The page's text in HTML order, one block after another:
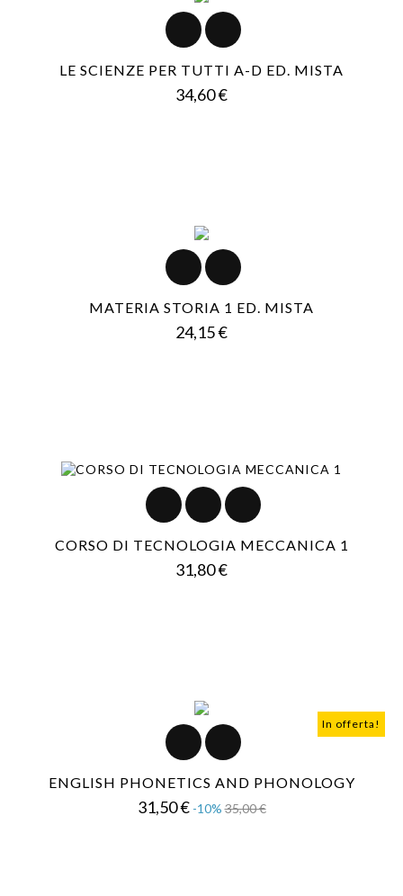
LE SCIENZE PER TUTTI A-D ED. MISTA
34,60 €Prezzo
MATERIA STORIA 1 ED. MISTA
24,15 €Prezzo
CORSO DI TECNOLOGIA MECCANICA 1
31,80 €Prezzo
In offerta!
ENGLISH PHONETICS AND PHONOLOGY
31,50 € Prezzo
-10% 35,00 €Prezzo